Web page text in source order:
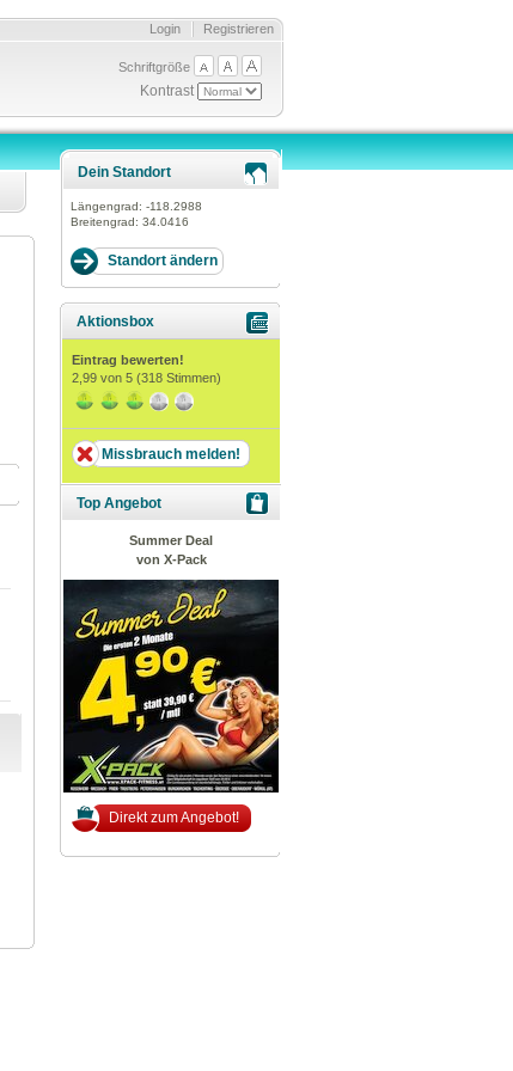
Registrieren
Login
Schriftgröße
Kontrast
Dein Standort
Längengrad: -118.2988
Breitengrad: 34.0416
Aktionsbox
Eintrag bewerten!
2,99 von 5 (318 Stimmen)
Missbrauch melden!
Top Angebot
Summer Deal
von X-Pack
Direkt zum Angebot!